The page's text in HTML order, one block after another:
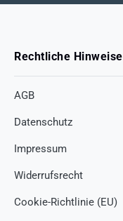
Rechtliche Hinweise
AGB
Datenschutz
Impressum
Widerrufsrecht
Cookie-Richtlinie (EU)